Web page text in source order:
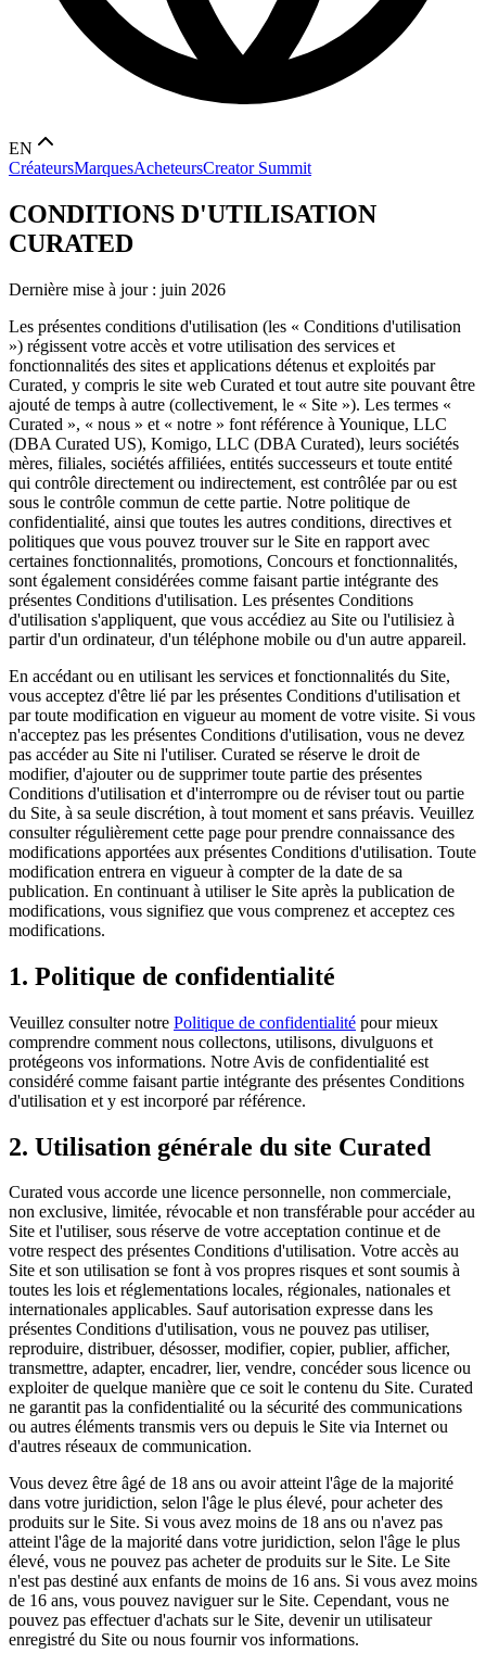
EN
CréateursMarquesAcheteursCreator Summit
CONDITIONS D'UTILISATION
CURATED
Dernière mise à jour : juin 2026
Les présentes conditions d'utilisation (les « Conditions d'utilisation
») régissent votre accès et votre utilisation des services et
fonctionnalités des sites et applications détenus et exploités par
Curated, y compris le site web Curated et tout autre site pouvant être
ajouté de temps à autre (collectivement, le « Site »). Les termes «
Curated », « nous » et « notre » font référence à Younique, LLC
(DBA Curated US), Komigo, LLC (DBA Curated), leurs sociétés
mères, filiales, sociétés affiliées, entités successeurs et toute entité
qui contrôle directement ou indirectement, est contrôlée par ou est
sous le contrôle commun de cette partie. Notre politique de
confidentialité, ainsi que toutes les autres conditions, directives et
politiques que vous pouvez trouver sur le Site en rapport avec
certaines fonctionnalités, promotions, Concours et fonctionnalités,
sont également considérées comme faisant partie intégrante des
présentes Conditions d'utilisation. Les présentes Conditions
d'utilisation s'appliquent, que vous accédiez au Site ou l'utilisiez à
partir d'un ordinateur, d'un téléphone mobile ou d'un autre appareil.
En accédant ou en utilisant les services et fonctionnalités du Site,
vous acceptez d'être lié par les présentes Conditions d'utilisation et
par toute modification en vigueur au moment de votre visite. Si vous
n'acceptez pas les présentes Conditions d'utilisation, vous ne devez
pas accéder au Site ni l'utiliser. Curated se réserve le droit de
modifier, d'ajouter ou de supprimer toute partie des présentes
Conditions d'utilisation et d'interrompre ou de réviser tout ou partie
du Site, à sa seule discrétion, à tout moment et sans préavis. Veuillez
consulter régulièrement cette page pour prendre connaissance des
modifications apportées aux présentes Conditions d'utilisation. Toute
modification entrera en vigueur à compter de la date de sa
publication. En continuant à utiliser le Site après la publication de
modifications, vous signifiez que vous comprenez et acceptez ces
modifications.
1. Politique de confidentialité
Veuillez consulter notre Politique de confidentialité pour mieux
comprendre comment nous collectons, utilisons, divulguons et
protégeons vos informations. Notre Avis de confidentialité est
considéré comme faisant partie intégrante des présentes Conditions
d'utilisation et y est incorporé par référence.
2. Utilisation générale du site Curated
Curated vous accorde une licence personnelle, non commerciale,
non exclusive, limitée, révocable et non transférable pour accéder au
Site et l'utiliser, sous réserve de votre acceptation continue et de
votre respect des présentes Conditions d'utilisation. Votre accès au
Site et son utilisation se font à vos propres risques et sont soumis à
toutes les lois et réglementations locales, régionales, nationales et
internationales applicables. Sauf autorisation expresse dans les
présentes Conditions d'utilisation, vous ne pouvez pas utiliser,
reproduire, distribuer, désosser, modifier, copier, publier, afficher,
transmettre, adapter, encadrer, lier, vendre, concéder sous licence ou
exploiter de quelque manière que ce soit le contenu du Site. Curated
ne garantit pas la confidentialité ou la sécurité des communications
ou autres éléments transmis vers ou depuis le Site via Internet ou
d'autres réseaux de communication.
Vous devez être âgé de 18 ans ou avoir atteint l'âge de la majorité
dans votre juridiction, selon l'âge le plus élevé, pour acheter des
produits sur le Site. Si vous avez moins de 18 ans ou n'avez pas
atteint l'âge de la majorité dans votre juridiction, selon l'âge le plus
élevé, vous ne pouvez pas acheter de produits sur le Site. Le Site
n'est pas destiné aux enfants de moins de 16 ans. Si vous avez moins
de 16 ans, vous pouvez naviguer sur le Site. Cependant, vous ne
pouvez pas effectuer d'achats sur le Site, devenir un utilisateur
enregistré du Site ou nous fournir vos informations.